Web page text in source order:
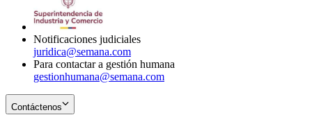
Notificaciones judiciales
juridica@semana.com
Para contactar a gestión humana
gestionhumana@semana.com
Contáctenos